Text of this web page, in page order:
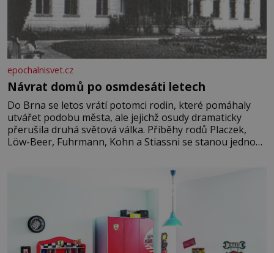
epochalnisvet.cz
Návrat domů po osmdesáti letech
Do Brna se letos vrátí potomci rodin, které pomáhaly
utvářet podobu města, ale jejichž osudy dramaticky
přerušila druhá světová válka. Příběhy rodů Placzek,
Löw-Beer, Fuhrmann, Kohn a Stiassni se stanou jednou
kultury ŠTETL FEST 2026. Některé návraty nejsou
jednoduché. Místa, která si člověk pamatuje z rodinných